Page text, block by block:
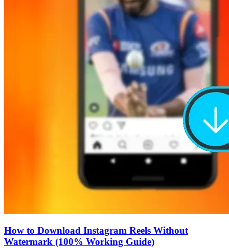
How to Download Instagram Reels Without
Watermark (100% Working Guide)